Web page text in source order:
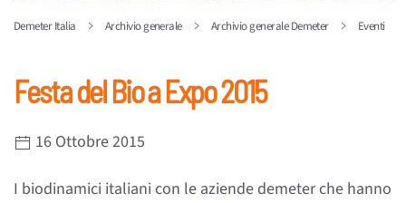
Demeter Italia Archivio generale Archivio generale Demeter Eventi
Festa del Bio a Expo 2015
16 Ottobre 2015
I biodinamici italiani con le aziende demeter che hanno